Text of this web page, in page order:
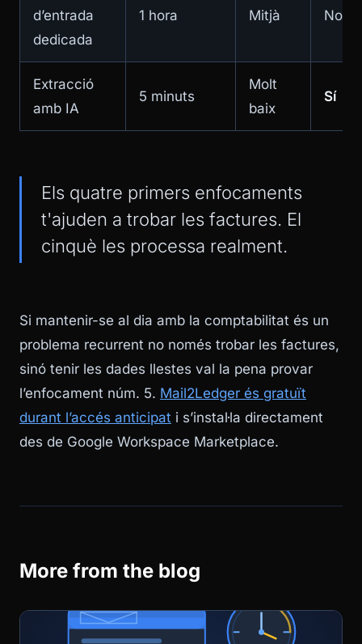
d’entrada
dedicada
1 hora Mitjà No
Extracció
amb IA
5 minuts
Molt
baix
Sí
Els quatre primers enfocaments
t'ajuden a trobar les factures. El
cinquè les processa realment.
Si mantenir-se al dia amb la comptabilitat és un
problema recurrent no només trobar les factures,
sinó tenir les dades llestes val la pena provar
l’enfocament núm. 5. Mail2Ledger és gratuït
durant l’accés anticipat i s’instal·la directament
des de Google Workspace Marketplace.
More from the blog